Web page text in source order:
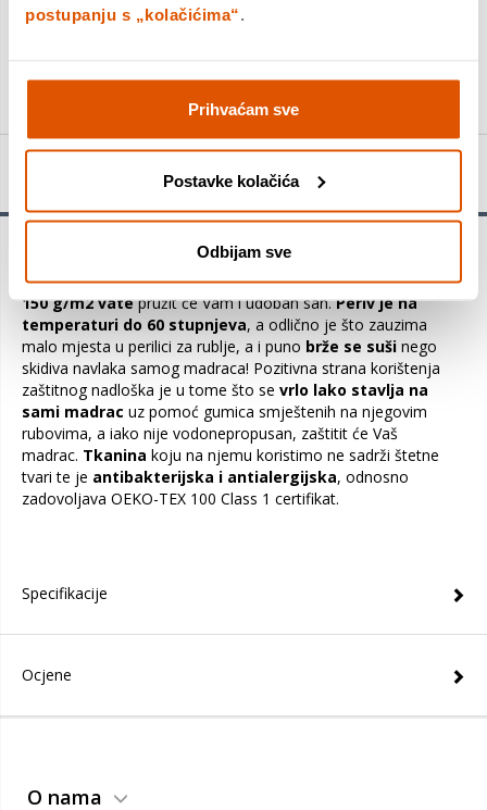
postupanju s „kolačićima“.
Prihvaćam sve
Postavke kolačića
Odbijam sve
DODAJTE U KOŠARICU
KUPITE ODMAH
pružit će zaštitu Vašem madracu, a uz
tkaninu od mikrovlakana proštepanu sa vatom gustoće
150 g/m2 vatepružit će Vam i udoban san.Periv je na
temperaturi do 60 stupnjeva, a odlično je što zauzima
malo mjesta u perilici za rublje, a i puno brže se suši nego
skidiva navlaka samog madraca! Pozitivna strana korištenja
zaštitnog nadloška je u tome što se vrlo lako stavlja na
sami madrac uz pomoć gumica smještenih na njegovim
rubovima, a iako nije vodonepropusan, zaštitit će Vaš
madrac. Tkanina koju na njemu koristimo ne sadrži štetne
tvari te je antibakterijska i antialergijska, odnosno
zadovoljava OEKO-TEX 100 Class 1 certifikat.
Specifikacije
Ocjene
O nama